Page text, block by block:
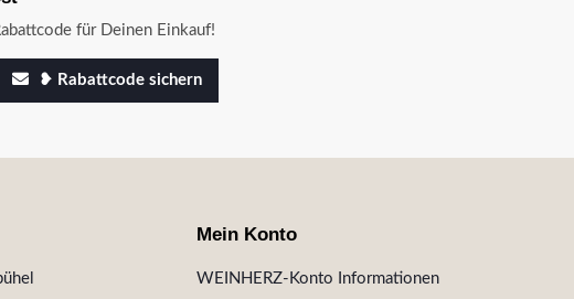
für Deinen Einkauf!
❥ Rabattcode sichern
Mein Konto
WEINHERZ-Konto Informationen